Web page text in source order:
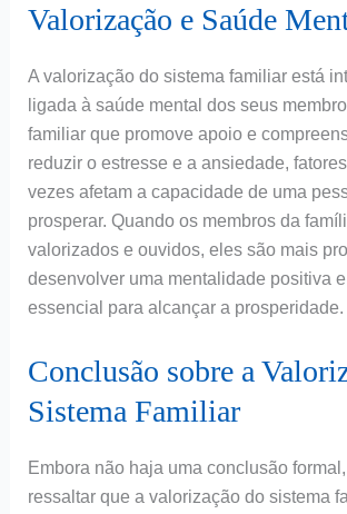
Valorização e Saúde
A valorização do sistema familiar está
ligada à saúde mental dos seus
familiar que promove apoio e
reduzir o estresse e a ansiedade,
vezes afetam a capacidade de uma
prosperar. Quando os membros da
valorizados e ouvidos, eles são mais
desenvolver uma mentalidade positiva
essencial para alcançar a prosperidade.
Conclusão sobre a
Sistema Familiar
Embora não haja uma conclusão
ressaltar que a valorização do sistema